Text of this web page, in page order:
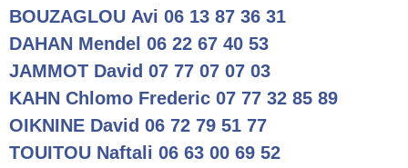
BOUZAGLOU Avi 06 13 87 36 31
DAHAN Mendel 06 22 67 40 53
JAMMOT David 07 77 07 07 03
KAHN Chlomo Frederic 07 77 32 85 89
OIKNINE David 06 72 79 51 77
TOUITOU Naftali 06 63 00 69 52